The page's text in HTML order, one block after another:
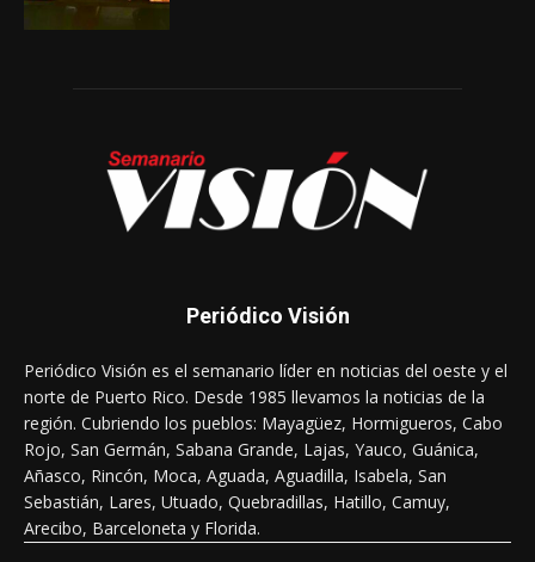
Periódico Visión
Periódico Visión es el semanario líder en noticias del oeste y el
norte de Puerto Rico. Desde 1985 llevamos la noticias de la
región. Cubriendo los pueblos: Mayagüez, Hormigueros, Cabo
Rojo, San Germán, Sabana Grande, Lajas, Yauco, Guánica,
Añasco, Rincón, Moca, Aguada, Aguadilla, Isabela, San
Sebastián, Lares, Utuado, Quebradillas, Hatillo, Camuy,
Arecibo, Barceloneta y Florida.